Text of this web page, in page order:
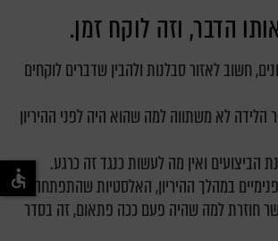
הדבר, וזה לוקח זמן.
חשובלאזור סבלנותולהבין שדברים לוקחים
לא משתווה למה שהוא היה לפני ההיריון
הביצועים ואין מה לעשות כנגד זה כרגע.
במהלך ההיריון, האלסטיות שהתפתחה
חוזרת למה שהיה פעם ככה פתאום, זה בסדר